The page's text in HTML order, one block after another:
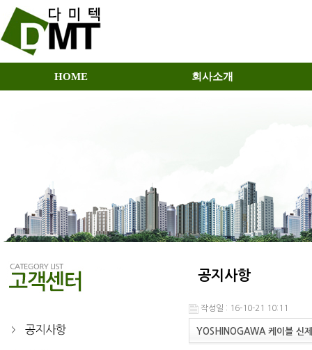
HOME 회사소개
공지사항
작성일 : 16-10-21 10:11
YOSHINOGAWA 케이블 신